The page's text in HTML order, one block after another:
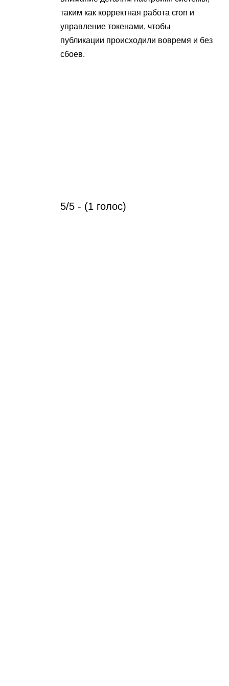
таким как корректная работа cron и
управление токенами, чтобы
публикации происходили вовремя и без
сбоев.
5/5 - (1 голос)